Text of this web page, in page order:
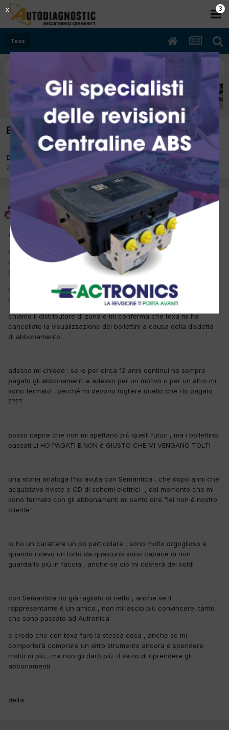
Texa
Bravi i signori Texa
Da delta
20 Aprile 2012
delta
Inviato 20 Aprile 2012
a Gennaio ho fatto disdetta dagli abbonamenti texa
visto che ho un altro strumento nuovo con abbonamenti
disponibili per almeno 2 anni ho deciso che con texa mi fermo un
attimino
stamattina ho scoperto una bella sorpresa , e sarebbe che i
bollettini tecnici non si aprono più
chiamo il distributore di zona e mi conferma che texa mi ha
cancellato la visualizzazione dei bollettini a causa della disdetta
di abbonamento
adesso mi chiedo : se io per circa 12 anni continui ho sempre
pagato gli abbonamenti e adesso per un motivo o per un altro mi
sono fermato , perché mi devono togliere quello che Ho pagato
????
posso capire che non mi spettano più quelli futuri , ma i bollettino
passati LI HO PAGATI E NON è GIUSTO CHE MI VENGANO TOLTI
una storia analoga l'ho avuta con Semantica , che dopo anni che
acquistavo riviste e CD di schemi elettrici , dal momento che mi
sono fermato con gli abbonamenti mi sento dire "lei non è nostro
cliente"
io ho un carattere un po particolare , sono molto orgoglioso e
quando ricevo un torto da qualcuno sono capace di non
guardarlo più in faccia , anche se ciò mi costerà dei soldi
con Semantica ho già tagliato di netto , anche se il
rappresentante è un amico , non mi lascio più convincere, tanto
che sono passato ad Autronica
e credo che con texa farò la stessa cosa , anche se mi
comporterà comprare un altro strumento ancora e spendere
molto di più , ma non gli darò più il sazio di riprendere gli
abbonamenti
delta
2
X